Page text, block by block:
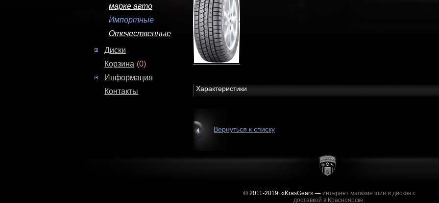
марке авто
Импортные
Отечественные
Диски
Корзина (0)
Информация
Контакты
Характеристики
Вернуться к списку
© 2011-2019. «KrasGear» — интернет магазин шин и дисков с
доставкой в Красноярске.